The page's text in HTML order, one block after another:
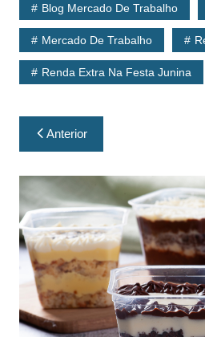
Blog Mercado De Trabalho
Mercado De Trabalho
Renda Extra Na Festa Junina
Anterior